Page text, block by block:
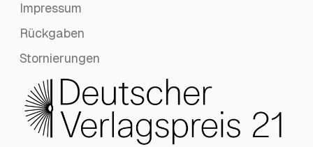
Impressum
Rückgaben
Stornierungen